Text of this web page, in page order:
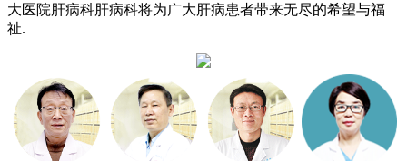
大医院肝病科肝病科将为广大肝病患者带来无尽的希望与福
祉.